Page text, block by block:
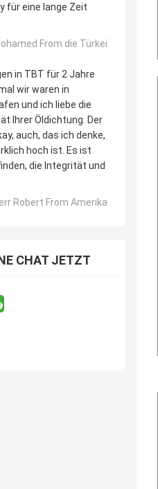
für eine lange Zeit
From die Türkei
in TBT für 2 Jahre
wir waren in
und ich liebe die
Ihrer Öldichtung. Der
auch, das ich denke,
hoch ist. Es ist
die Integrität und
Robert From Amerika
CHAT JETZT